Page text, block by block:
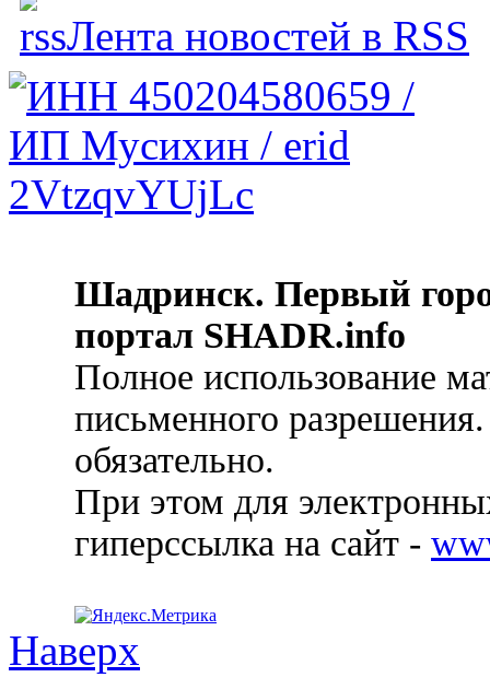
Лента новостей в RSS
Шадринск. Первый
портал SHADR.info
Полное использование
письменного
обязательно.
При этом для
гиперссылка на сайт -
Наверх